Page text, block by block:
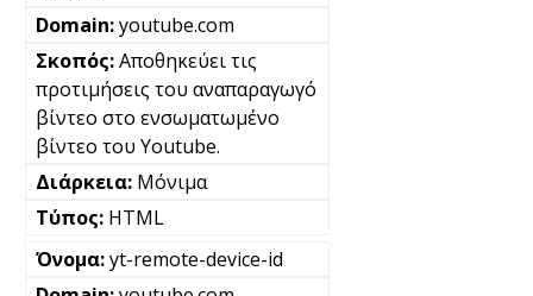
youtube.com
Αποθηκεύει τις
προτιμήσεις του αναπαραγωγό
βίντεο στο ενσωματωμένο
βίντεο του Youtube.
Μόνιμα
HTML
yt-remote-device-id